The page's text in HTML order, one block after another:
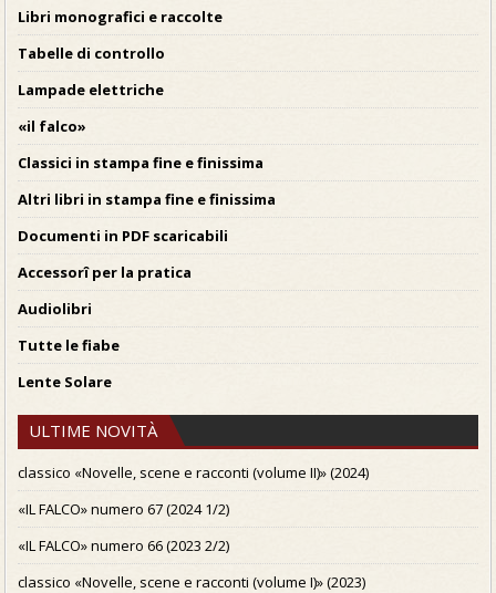
Libri monografici e raccolte
Tabelle di controllo
Lampade elettriche
«il falco»
Classici in stampa fine e finissima
Altri libri in stampa fine e finissima
Documenti in PDF scaricabili
Accessorî per la pratica
Audiolibri
Tutte le fiabe
Lente Solare
ULTIME NOVITÀ
classico «Novelle, scene e racconti (volume II)» (2024)
«IL FALCO» numero 67 (2024 1/2)
«IL FALCO» numero 66 (2023 2/2)
classico «Novelle, scene e racconti (volume I)» (2023)